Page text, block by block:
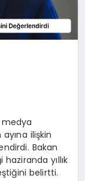
medya
ilişkin
Bakan
yıllık
belirtti.